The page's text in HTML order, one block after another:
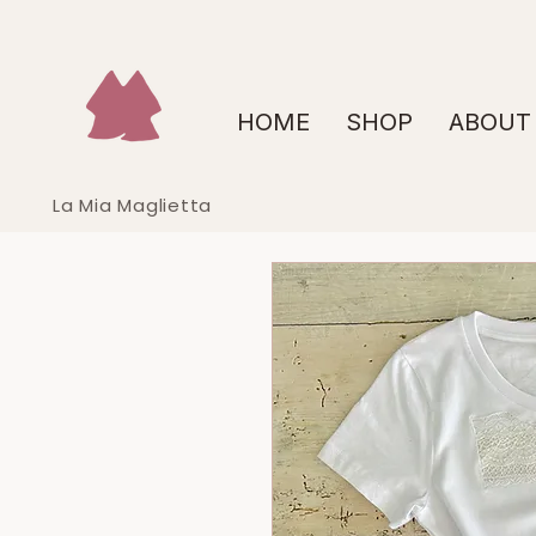
HOME SHOP ABOUT
La Mia Maglietta